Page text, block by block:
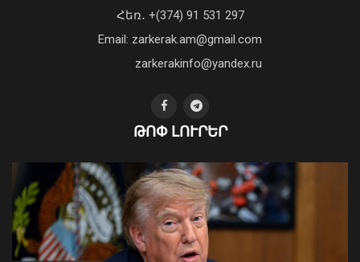
08 Օգոստոս, 2026 20:50
հեռացել է Արսեն Ասլանյանը
04 Օգոստոս, 2026 19:12
Հեռ․ +(374) 91 531 297
Email: zarkerak.am@gmail.com
zarkerakinfo@yandex.ru
ԹՈՓ ԼՈՒՐԵՐ